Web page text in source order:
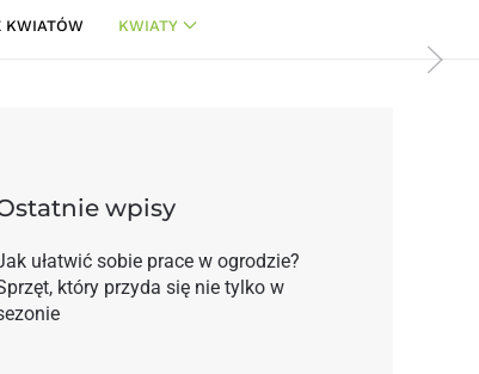
KWIATÓW KWIATY
wpisy
ułatwić sobie prace w ogrodzie?
który przyda się nie tylko w